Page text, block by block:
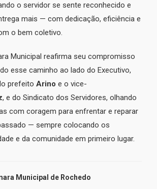
o servidor se sente reconhecido e
mais — com dedicação, eficiência e
o bem coletivo.
Municipal reafirma seu compromisso
esse caminho ao lado do Executivo,
prefeito Arino e o vice-
, e do Sindicato dos Servidores, olhando
com coragem para enfrentar e reparar
— sempre colocando os
e da comunidade em primeiro lugar.
Municipal de Rochedo